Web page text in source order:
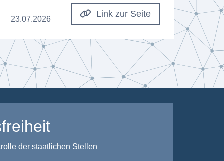
23.07.2026
Link zur Seite
der staatlichen Stellen